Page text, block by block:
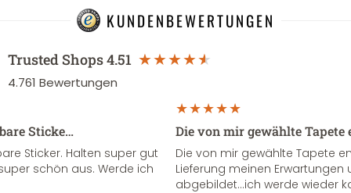
KUNDENBEWERTUNGEN
Trusted Shops4.51
4.761 Bewertungen
Sticke…
Sticker. Halten super gut
schön aus. Werde ich
Die von mir gewählte
Die von mir gewählte Tapete
Lieferung meinen Erwartungen
abgebildet...ich werde wieder